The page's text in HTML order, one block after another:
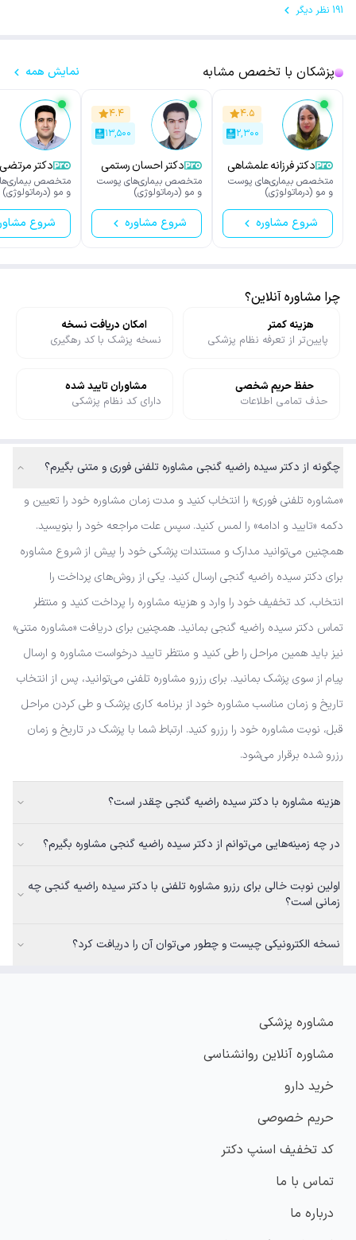
191 نظر دیگر
پزشکان با تخصص مشابه نمایش همه
۴.۵
۲,۳۰۰
دکتر فرزانه علمشاهی
متخصص بیماری‌های پوست
و مو (درماتولوژی)
شروع مشاوره
۴.۴
۱۳,۵۰۰
دکتر احسان رستمی
متخصص بیماری‌های پوست
و مو (درماتولوژی)
شروع مشاوره
دکتر
متخصص
و مو (درماتولوژی)
شروع
چرا مشاوره آنلاین؟
هزینه کمتر
پایین‌تر از تعرفه نظام پزشکی
امکان دریافت نسخه
نسخه پزشک با کد رهگیری
حفظ حریم شخصی
حذف تمامی اطلاعات
مشاوران تایید شده
دارای کد نظام پزشکی
چگونه از دکتر سیده راضیه گنجی مشاوره تلفنی فوری و متنی بگیرم؟
«مشاوره تلفنی فوری» را انتخاب کنید و مدت زمان مشاوره خود را تعیین و
دکمه «تایید و ادامه» را لمس کنید. سپس علت مراجعه خود را بنویسید.
همچنین می‌توانید مدارک و مستندات پزشکی خود را پیش از شروع مشاوره
برای دکتر سیده راضیه گنجی ارسال کنید. یکی از روش‌های پرداخت را
انتخاب، کد تخفیف خود را وارد و هزینه مشاوره را پرداخت کنید و منتظر
تماس دکتر سیده راضیه گنجی بمانید. همچنین برای دریافت «مشاوره متنی»
نیز باید همین مراحل را طی کنید و منتظر تایید درخواست مشاوره و ارسال
پیام از سوی پزشک بمانید. برای رزرو مشاوره تلفنی می‌توانید، پس از انتخاب
تاریخ و زمان مناسب مشاوره خود از برنامه کاری پزشک و طی کردن مراحل
قبل، نوبت مشاوره خود را رزرو کنید. ارتباط شما با پزشک در تاریخ و زمان
رزرو شده برقرار می‌شود.
هزینه مشاوره با دکتر سیده راضیه گنجی چقدر است؟
در چه زمینه‌هایی می‌توانم از دکتر سیده راضیه گنجی مشاوره بگیرم؟
اولین نوبت خالی برای رزرو مشاوره تلفنی با دکتر سیده راضیه گنجی چه
زمانی است؟
نسخه الکترونیکی چیست و چطور می‌توان آن را دریافت کرد؟
مشاوره پزشکی
مشاوره آنلاین روانشناسی
خرید دارو
حریم خصوصی
کد تخفیف اسنپ دکتر
تماس با ما
درباره ما